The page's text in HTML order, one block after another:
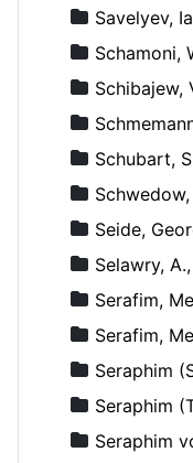
Savelyev,
Schamoni,
Schibajew,
Schubart,
Schwedow,
Seide,
Selawry,
Serafim,
Serafim,
Seraphim
Seraphim
Seraphim